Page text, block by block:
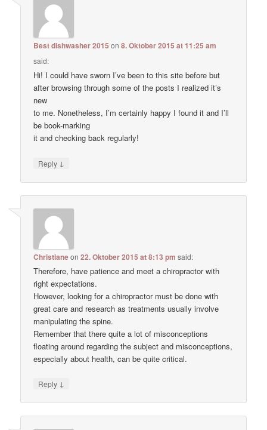
Best dishwasher 2015 on8. Oktober 2015 at 11:25 am
said:
Hi! I could have sworn I’ve been to this site before but
after browsing through some of the posts I realized it’s
new
to me. Nonetheless, I’m certainly happy I found it and I’ll
be book-marking
it and checking back regularly!
Reply ↓
Christianeon22. Oktober 2015 at 8:13 pm said:
Therefore, have patience and meet a chiropractor with
right expectations.
However, looking for a chiropractor must be done with
great care and research as treatments usually involve
manipulating the spine.
Remember that there quite a lot of misconceptions
floating around regarding the subject and misconceptions,
especially about health, can be quite critical.
Reply ↓